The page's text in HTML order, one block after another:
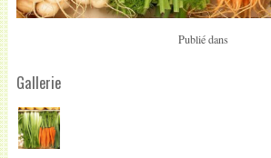
Publié dans
Gallerie